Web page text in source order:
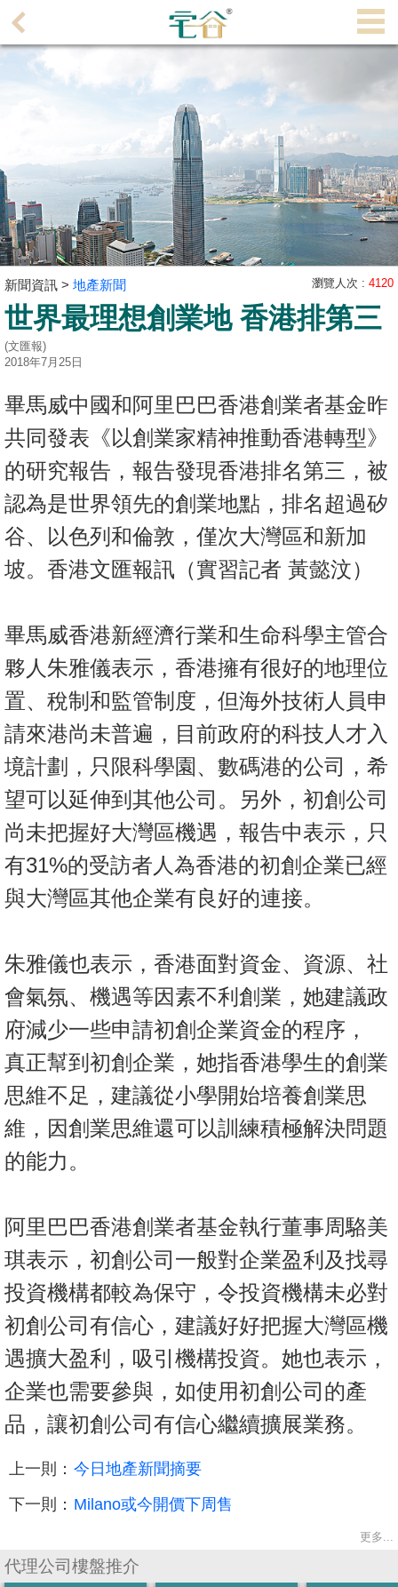
理
樓/
成
交
業
放
盤
宅
按
揭
地
產
客
地
新
聞
數
據
公
佈
置
業
手
冊
我
們
新聞資訊 > 地產新聞 瀏覽人次 : 4120
世界最理想創業地 香港排第三
(文匯報)
2018年7月25日
畢馬威中國和阿里巴巴香港創業者基金昨
共同發表《以創業家精神推動香港轉型》
的研究報告，報告發現香港排名第三，被
認為是世界領先的創業地點，排名超過矽
谷、以色列和倫敦，僅次大灣區和新加
坡。香港文匯報訊（實習記者 黃懿汶）
畢馬威香港新經濟行業和生命科學主管合
夥人朱雅儀表示，香港擁有很好的地理位
置、稅制和監管制度，但海外技術人員申
請來港尚未普遍，目前政府的科技人才入
境計劃，只限科學園、數碼港的公司，希
望可以延伸到其他公司。另外，初創公司
尚未把握好大灣區機遇，報告中表示，只
有31%的受訪者人為香港的初創企業已經
與大灣區其他企業有良好的連接。
朱雅儀也表示，香港面對資金、資源、社
會氣氛、機遇等因素不利創業，她建議政
府減少一些申請初創企業資金的程序，
真正幫到初創企業，她指香港學生的創業
思維不足，建議從小學開始培養創業思
維，因創業思維還可以訓練積極解決問題
的能力。
阿里巴巴香港創業者基金執行董事周駱美
琪表示，初創公司一般對企業盈利及找尋
投資機構都較為保守，令投資機構未必對
初創公司有信心，建議好好把握大灣區機
遇擴大盈利，吸引機構投資。她也表示，
企業也需要參與，如使用初創公司的產
品，讓初創公司有信心繼續擴展業務。
上一則： 今日地產新聞摘要
下一則： Milano或今開價下周售
更多...
代理公司樓盤推介